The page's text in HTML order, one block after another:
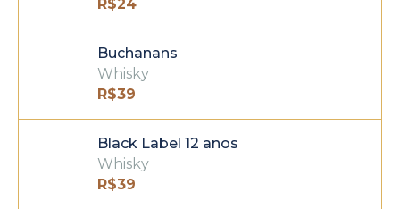
R$24
Buchanans
Whisky
R$39
Black Label 12 anos
Whisky
R$39